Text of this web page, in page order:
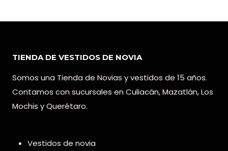
TIENDA DE VESTIDOS DE NOVIA
Somos una Tienda de Novias y vestidos de 15 años.
Contamos con sucursales en Culiacán, Mazatlán, Los
Mochis y Querétaro.
Vestidos de novia